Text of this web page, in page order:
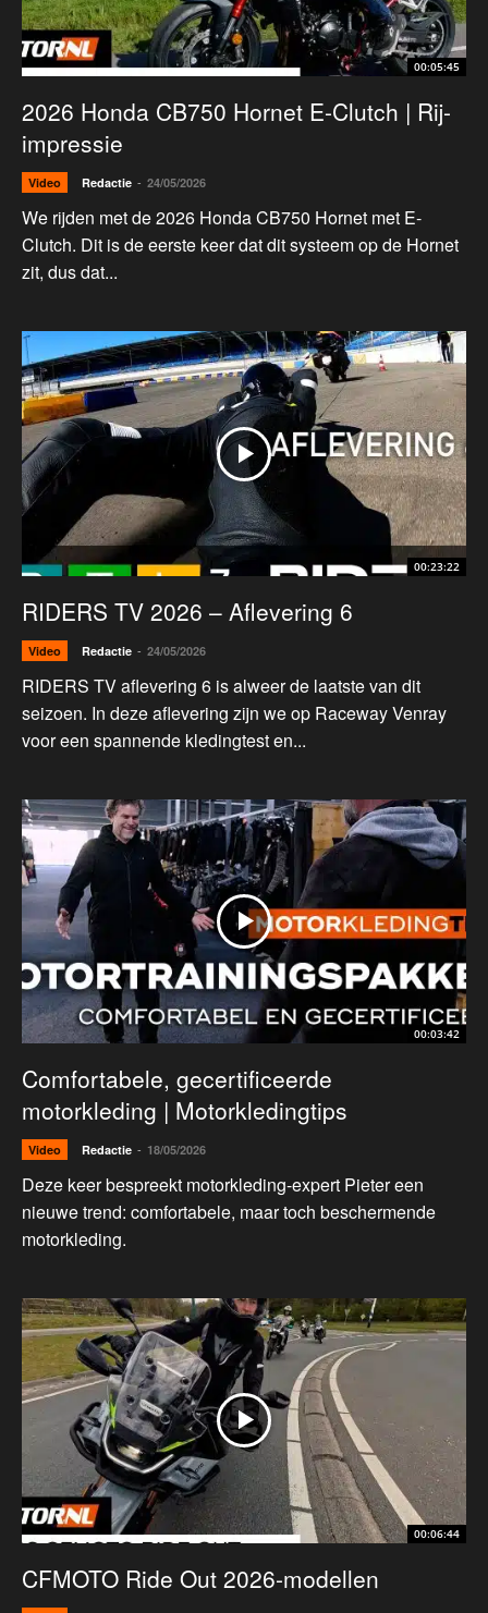
00:05:45
2026 Honda CB750 Hornet E-Clutch | Rij-
impressie
Video Redactie - 24/05/2026
We rijden met de 2026 Honda CB750 Hornet met E-
Clutch. Dit is de eerste keer dat dit systeem op de Hornet
zit, dus dat...
00:23:22
RIDERS TV 2026 – Aflevering 6
Video Redactie - 24/05/2026
RIDERS TV aflevering 6 is alweer de laatste van dit
seizoen. In deze aflevering zijn we op Raceway Venray
voor een spannende kledingtest en...
00:03:42
Comfortabele, gecertificeerde
motorkleding | Motorkledingtips
Video Redactie - 18/05/2026
Deze keer bespreekt motorkleding-expert Pieter een
nieuwe trend: comfortabele, maar toch beschermende
motorkleding.
00:06:44
CFMOTO Ride Out 2026-modellen